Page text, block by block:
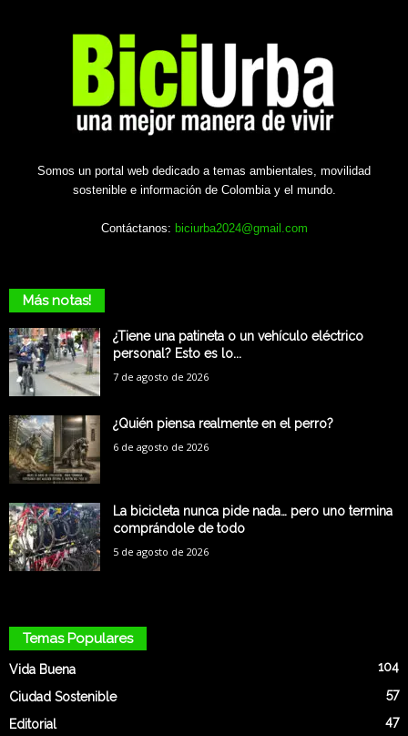
Somos un portal web dedicado a temas ambientales, movilidad
sostenible e información de Colombia y el mundo.
Contáctanos: biciurba2024@gmail.com
Más notas!
¿Tiene una patineta o un vehículo eléctrico
personal? Esto es lo...
7 de agosto de 2026
¿Quién piensa realmente en el perro?
6 de agosto de 2026
La bicicleta nunca pide nada… pero uno termina
comprándole de todo
5 de agosto de 2026
Temas Populares
Vida Buena 104
Ciudad Sostenible 57
Editorial 47